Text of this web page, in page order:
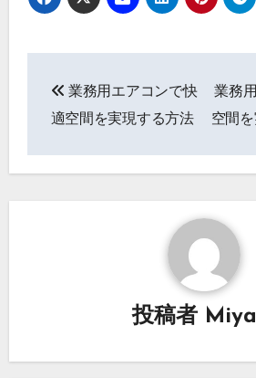
稿
ビ
ン
業務用エアコンで快
適空間を実現する方法
業務
空間
投稿者